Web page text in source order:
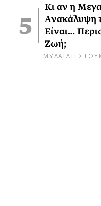
Κι αν η
Ανακάλυψη
Είναι…
Ζωή;
ΜΥΛΑΙΔΗ